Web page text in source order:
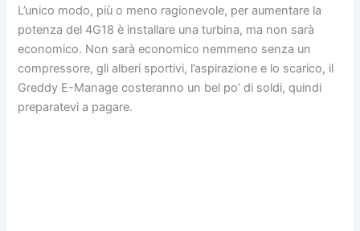
L’unico modo, più o meno ragionevole, per aumentare la
potenza del 4G18 è installare una turbina, ma non sarà
economico. Non sarà economico nemmeno senza un
compressore, gli alberi sportivi, l’aspirazione e lo scarico, il
Greddy E-Manage costeranno un bel po’ di soldi, quindi
preparatevi a pagare.